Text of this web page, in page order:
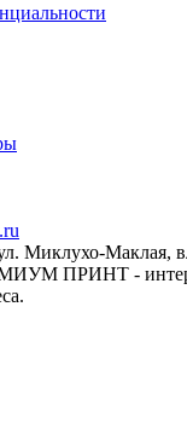
Миклухо-Маклая,
ПРИНТ -